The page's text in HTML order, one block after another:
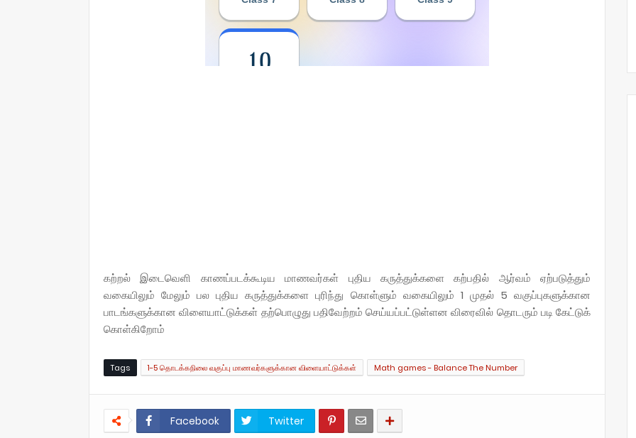
கற்றல் இடைவெளி காணப்படக்கூடிய மாணவர்கள் புதிய கருத்துக்களை கற்பதில் ஆர்வம் ஏற்படுத்தும்
வகையிலும் மேலும் பல புதிய கருத்துக்களை புரிந்து கொள்ளும் வகையிலும் 1 முதல் 5 வகுப்புகளுக்கான
பாடங்களுக்கான விளையாட்டுக்கள் தற்பொழுது பதிவேற்றம் செய்யப்பட்டுள்ளன விரைவில் தொடரும் படி கேட்டுக்
கொள்கிறோம்
Tags 1-5 தொடக்கநிலை வகுப்பு மாணவர்களுக்கான விளையாட்டுக்கள் Math games - Balance The Number
Facebook Twitter